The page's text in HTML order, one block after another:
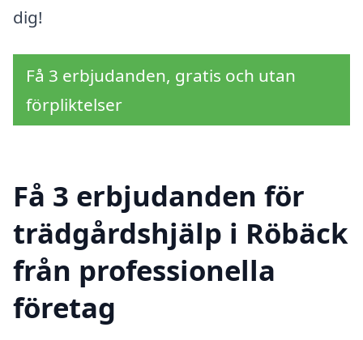
dig!
Få 3 erbjudanden, gratis och utan
förpliktelser
Få 3 erbjudanden för
trädgårdshjälp i Röbäck
från professionella
företag